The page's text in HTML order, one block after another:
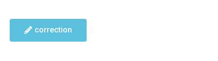
correction